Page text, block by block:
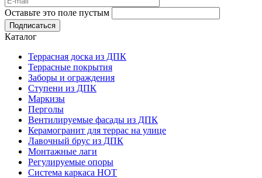
Оставьте это поле пустым
Подписаться
Каталог
Террасная доска из ДПК
Террасные покрытия
Заборы и ограждения
Ступени из ДПК
Маркизы
Перголы
Вентилируемые фасады из ДПК
Керамогранит для террас на улице
Лавочный брус из ДПК
Монтажные лаги
Регулируемые опоры
Система каркаса НОТ